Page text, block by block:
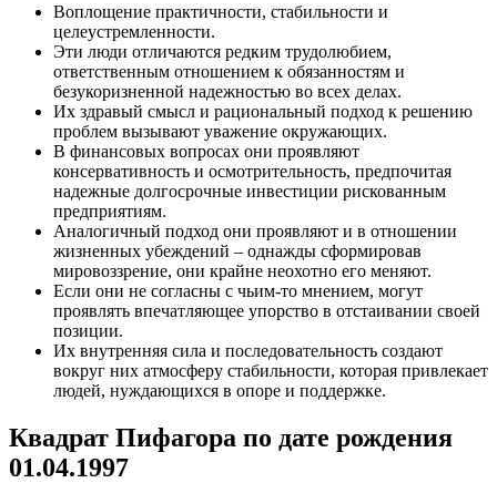
Воплощение практичности, стабильности и
целеустремленности.
Эти люди отличаются редким трудолюбием,
ответственным отношением к обязанностям и
безукоризненной надежностью во всех делах.
Их здравый смысл и рациональный подход к решению
проблем вызывают уважение окружающих.
В финансовых вопросах они проявляют
консервативность и осмотрительность, предпочитая
надежные долгосрочные инвестиции рискованным
предприятиям.
Аналогичный подход они проявляют и в отношении
жизненных убеждений – однажды сформировав
мировоззрение, они крайне неохотно его меняют.
Если они не согласны с чьим-то мнением, могут
проявлять впечатляющее упорство в отстаивании своей
позиции.
Их внутренняя сила и последовательность создают
вокруг них атмосферу стабильности, которая привлекает
людей, нуждающихся в опоре и поддержке.
Квадрат Пифагора по дате рождения
01.04.1997